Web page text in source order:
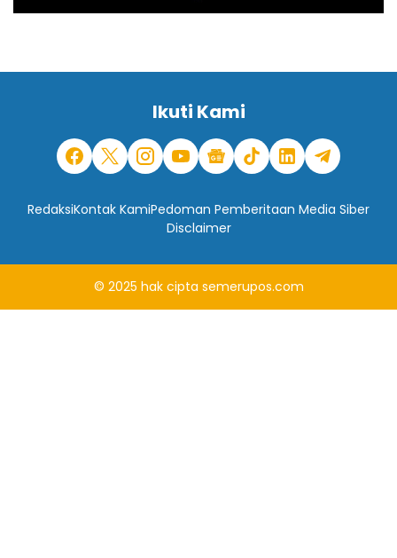
Ikuti Kami
RedaksiKontak KamiPedoman Pemberitaan Media Siber
Disclaimer
© 2025 hak cipta semerupos.com